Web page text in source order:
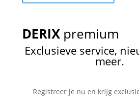
DERIXpremium
Exclusieve service,
meer.
Registreer je nu en krijg